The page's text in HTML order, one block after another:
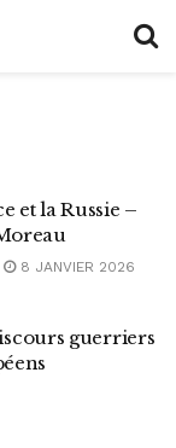
et la Russie –
8 JANVIER 2026
guerriers